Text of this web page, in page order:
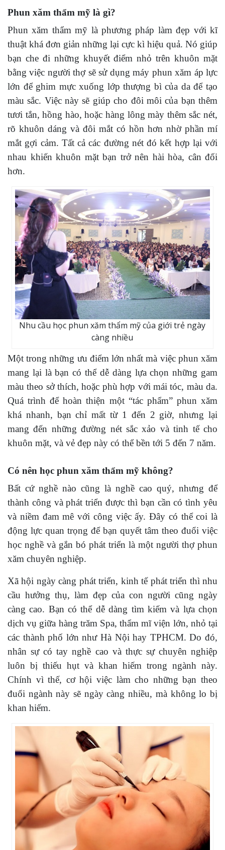
Phun xăm thẩm mỹ là gì?
Phun xăm thẩm mỹ là phương pháp làm đẹp với kĩ
thuật khá đơn giản những lại cực kì hiệu quả. Nó giúp
bạn che đi những khuyết điểm nhỏ trên khuôn mặt
bằng việc người thợ sẽ sử dụng máy phun xăm áp lực
lớn để ghim mực xuống lớp thượng bì của da để tạo
màu sắc. Việc này sẽ giúp cho đôi môi của bạn thêm
tươi tắn, hồng hào, hoặc hàng lông mày thêm sắc nét,
rõ khuôn dáng và đôi mắt có hồn hơn nhờ phần mí
mắt gợi cảm. Tất cả các đường nét đó kết hợp lại với
nhau khiến khuôn mặt bạn trở nên hài hòa, cân đối
hơn.
Nhu cầu học phun xăm thẩm mỹ của giới trẻ ngày
càng nhiều
Một trong những ưu điểm lớn nhất mà việc phun xăm
mang lại là bạn có thể dễ dàng lựa chọn những gam
màu theo sở thích, hoặc phù hợp với mái tóc, màu da.
Quá trình để hoàn thiện một “tác phẩm” phun xăm
khá nhanh, bạn chỉ mất từ 1 đến 2 giờ, nhưng lại
mang đến những đường nét sắc xảo và tinh tế cho
khuôn mặt, và vẻ đẹp này có thể bền tới 5 đến 7 năm.
Có nên học phun xăm thẩm mỹ không?
Bất cứ nghề nào cũng là nghề cao quý, nhưng để
thành công và phát triển được thì bạn cần có tình yêu
và niềm đam mê với công việc ấy. Đây có thể coi là
động lực quan trọng để bạn quyết tâm theo đuổi việc
học nghề và gắn bó phát triển là một người thợ phun
xăm chuyên nghiệp.
Xã hội ngày càng phát triển, kinh tế phát triển thì nhu
cầu hưởng thụ, làm đẹp của con người cũng ngày
càng cao. Bạn có thể dễ dàng tìm kiếm và lựa chọn
dịch vụ giữa hàng trăm Spa, thẩm mĩ viện lớn, nhỏ tại
các thành phố lớn như Hà Nội hay TPHCM. Do đó,
nhân sự có tay nghề cao và thực sự chuyên nghiệp
luôn bị thiếu hụt và khan hiếm trong ngành này.
Chính vì thế, cơ hội việc làm cho những bạn theo
đuổi ngành này sẽ ngày càng nhiều, mà không lo bị
khan hiếm.